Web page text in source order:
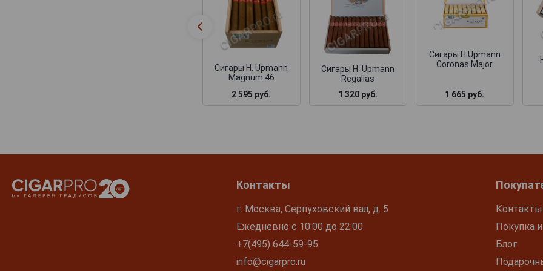
Сигары H. Upmann
Magnum 46
2 595 руб.
Сигары H. Upmann
Regalias
1 320 руб.
Сигары H.Upmann
Coronas Major
1 665 руб.
Контакты
г. Москва, Серпуховский вал, д. 5
Ежедневно с 10:00 до 22:00
+7(495) 644-59-95
info@cigarpro.ru
Контакты
Покупка
Блог